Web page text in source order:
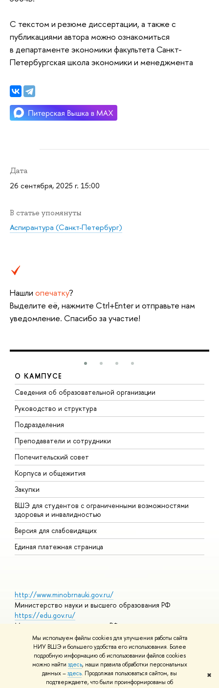
Мы используем файлы cookies для улучшения работы сайта
НИУ ВШЭ и большего удобства его использования. Более
подробную информацию об использовании файлов cookies
можно найти здесь, наши правила обработки персональных
данных –здесь. Продолжая пользоваться сайтом, вы
подтверждаете, что были проинформированы об
✖
С текстом и резюме диссертации, а также с
публикациями автора можно ознакомиться
в департаменте экономики факультета Санкт-
Петербургская школа экономики и менеджмента
Дата
26 сентября, 2025 г. 15:00
В статье упомянуты
Аспирантура (Санкт-Петербург)
Нашли опечатку?
Выделите её, нажмите Ctrl+Enter и отправьте нам
уведомление. Спасибо за участие!
О КАМПУСЕ
Сведения об образовательной организации
Руководство и структура
Подразделения
Преподаватели и сотрудники
Попечительский совет
Корпуса и общежития
Закупки
ВШЭ для студентов с ограниченными возможностями
здоровья и инвалидностью
Версия для слабовидящих
Единая платежная страница
http://www.minobrnauki.gov.ru/
Министерство науки и высшего образования РФ
https://edu.gov.ru/
Министерство просвещения РФ
https://elearning.hse.ru/mooc
Массовые открытые онлайн-курсы
© НИУ ВШЭ 1993–2026 Адреса и контактыУсловия
использования материалов Политика конфиденциальности